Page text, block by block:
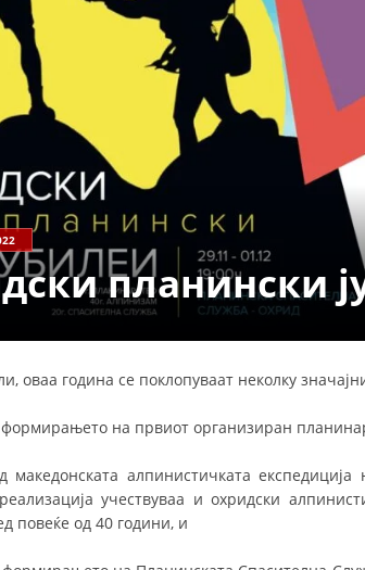
планински
оваа година се поклопуваат неколку
на првиот организиран
македонската алпинистичката
учествуваа и охридски
повеќе од 40 години, и